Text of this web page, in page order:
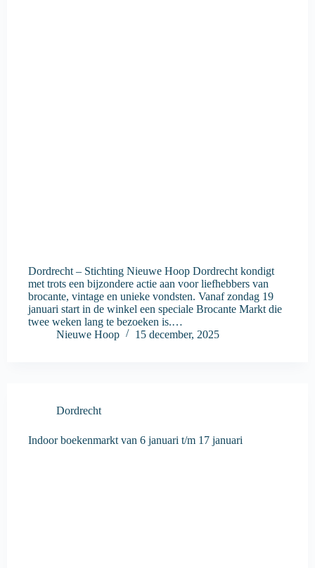
Dordrecht – Stichting Nieuwe Hoop Dordrecht kondigt
met trots een bijzondere actie aan voor liefhebbers van
brocante, vintage en unieke vondsten. Vanaf zondag 19
januari start in de winkel een speciale Brocante Markt die
twee weken lang te bezoeken is.…
Nieuwe Hoop
15 december, 2025
Dordrecht
Indoor boekenmarkt van 6 januari t/m 17 januari